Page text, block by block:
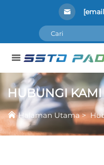
HUBUNGI KAMI
Halaman Utama>